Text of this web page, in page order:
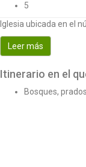
5
Iglesia ubicada en el
Leer más
Itinerario en el
Bosques,